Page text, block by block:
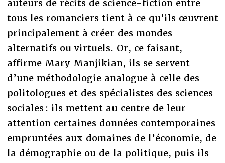
auteurs de récits de science-fiction entre
tous les romanciers tient à ce qu'ils œuvrent
principalement à créer des mondes
alternatifs ou virtuels. Or, ce faisant,
affirme Mary Manjikian, ils se servent
d’une méthodologie analogue à celle des
politologues et des spécialistes des sciences
sociales : ils mettent au centre de leur
attention certaines données contemporaines
empruntées aux domaines de l’économie, de
la démographie ou de la politique, puis ils